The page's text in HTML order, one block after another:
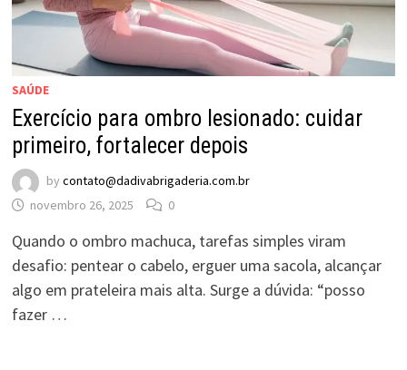
SAÚDE
Exercício para ombro lesionado: cuidar
primeiro, fortalecer depois
by contato@dadivabrigaderia.com.br
novembro 26, 2025
0
Quando o ombro machuca, tarefas simples viram
desafio: pentear o cabelo, erguer uma sacola, alcançar
algo em prateleira mais alta. Surge a dúvida: “posso
fazer …